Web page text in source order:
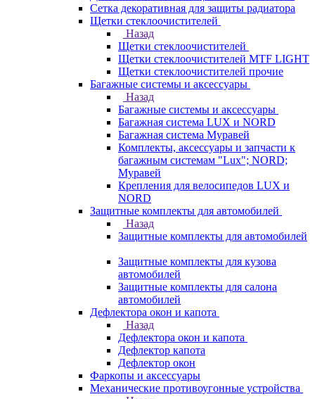
Сетка декоративная для защиты радиатора
Щетки стеклоочистителей
Назад
Щетки стеклоочистителей
Щетки стеклоочистителей MTF LIGHT
Щетки стеклоочистителей прочие
Багажные системы и аксессуары
Назад
Багажные системы и аксессуары
Багажная система LUX и NORD
Багажная система Муравей
Комплекты, аксессуары и запчасти к
багажным системам "Lux"; NORD;
Муравей
Крепления для велосипедов LUX и
NORD
Защитные комплекты для автомобилей
Назад
Защитные комплекты для автомобилей
Защитные комплекты для кузова
автомобилей
Защитные комплекты для салона
автомобилей
Дефлектора окон и капота
Назад
Дефлектора окон и капота
Дефлектор капота
Дефлектор окон
Фаркопы и аксессуары
Механические противоугонные устройства